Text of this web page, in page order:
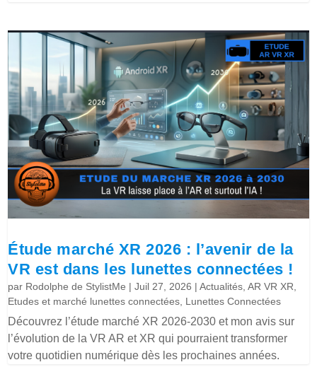
Étude marché XR 2026 : l’avenir de la
VR est dans les lunettes connectées !
par Rodolphe de StylistMe |Juil 27, 2026 |Actualités ,AR VR XR
Etudes et marché lunettes connectées Lunettes Connectées
Découvrez l’étude marché XR 2026-2030 et mon avis sur
l’évolution de la VR AR et XR qui pourraient transformer
votre quotidien numérique dès les prochaines années.